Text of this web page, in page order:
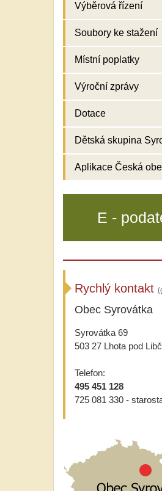
Výběrová řízení
Soubory ke stažení
Místní poplatky
Výroční zprávy
Dotace
Dětská skupina
Aplikace Česká
E -
Rychlý kontakt
Obec Syrovátka
Syrovátka 69
503 27 Lhota pod
Telefon:
495 451 128
725 081 330 -